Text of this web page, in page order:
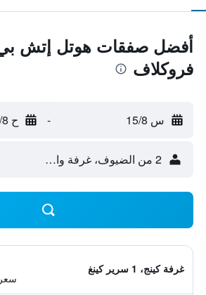
أفضل صفقات هوتل إتش بي
فروكلاف
س 15/8 - ح 16/8
2 من الضيوف، غرفة واحدة
غرفة كينج، 1 سرير كينغ